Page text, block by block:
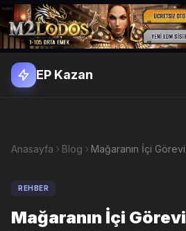
EP Kazan
Anasayfa Blog Mağaranın İçi Görevi
REHBER
Mağaranın İçi Görevi